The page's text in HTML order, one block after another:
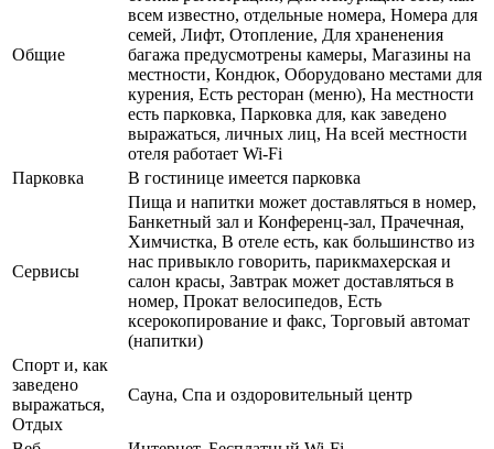
Общие
всем известно, отдельные номера, Номера для
семей, Лифт, Отопление, Для храненения
багажа предусмотрены камеры, Магазины на
местности, Кондюк, Оборудовано местами для
курения, Есть ресторан (меню), На местности
есть парковка, Парковка для, как заведено
выражаться, личных лиц, На всей местности
отеля работает Wi-Fi
Парковка
В гостинице имеется парковка
Сервисы
Пища и напитки может доставляться в номер,
Банкетный зал и Конференц-зал, Прачечная,
Химчистка, В отеле есть, как большинство из
нас привыкло говорить, парикмахерская и
салон красы, Завтрак может доставляться в
номер, Прокат велосипедов, Есть
ксерокопирование и факс, Торговый автомат
(напитки)
Спорт и, как
заведено
выражаться,
Отдых
Сауна, Спа и оздоровительный центр